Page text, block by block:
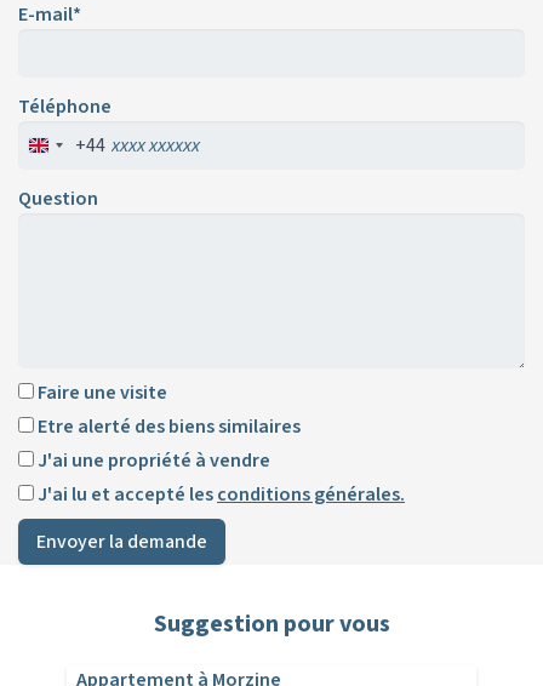
E-mail*
Téléphone
+44
Question
Faire une visite
Etre alerté des biens similaires
J'ai une propriété à vendre
J'ai lu et accepté lesconditions générales.
Envoyer la demande
Suggestion pour vous
Appartement à Morzine